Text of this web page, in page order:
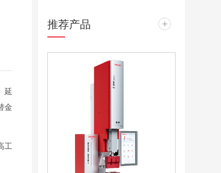
延
金
工
推荐产品 +